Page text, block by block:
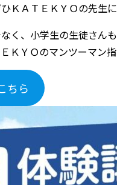
ＫＡＴＥＫＹＯの先生
く、小学生の生徒さん
ＫＹＯのマンツーマン
ちら